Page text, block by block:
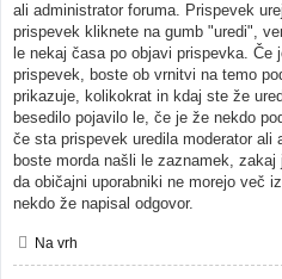
ali administrator foruma. Prispevek
prispevek kliknete na gumb "uredi",
le nekaj časa po objavi prispevka. Če
prispevek, boste ob vrnitvi na temo
prikazuje, kolikokrat in kdaj ste že
besedilo pojavilo le, če je že nekdo
če sta prispevek uredila moderator ali
boste morda našli le zaznamek,
da običajni uporabniki ne morejo več
nekdo že napisal odgovor.
Na vrh